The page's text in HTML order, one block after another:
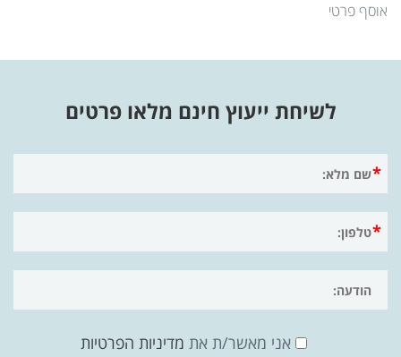
אוסף פרטי
לשיחת ייעוץ חינם מלאו פרטים
אני מאשר/ת את מדיניות הפרטיות